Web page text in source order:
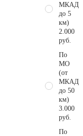
МКАД
до 5
км)
2.000
руб.
По
МО
(от
МКАД
до 50
км)
3.000
руб.
По